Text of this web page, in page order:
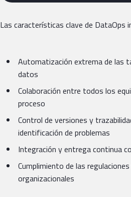
Las características clave de DataOps
Automatización extrema de las
datos
Colaboración entre todos los
proceso
Control de versiones y
identificación de problemas
Integración y entrega continua
Cumplimiento de las
organizacionales